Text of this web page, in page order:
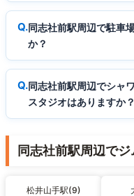
同志社前駅周辺で駐車
か？
同志社前駅周辺でシャ
スタジオはありますか？
同志社前駅周辺で
松井山手駅(9)